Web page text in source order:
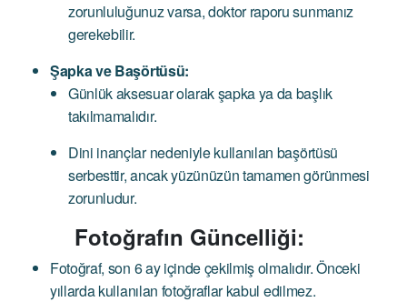
zorunluluğunuz varsa, doktor raporu sunmanız
gerekebilir.
Şapka ve Başörtüsü:
Günlük aksesuar olarak şapka ya da başlık
takılmamalıdır.
Dini inançlar nedeniyle kullanılan başörtüsü
serbesttir, ancak yüzünüzün tamamen görünmesi
zorunludur.
Fotoğrafın Güncelliği:
Fotoğraf, son 6 ay içinde çekilmiş olmalıdır. Önceki
yıllarda kullanılan fotoğraflar kabul edilmez.